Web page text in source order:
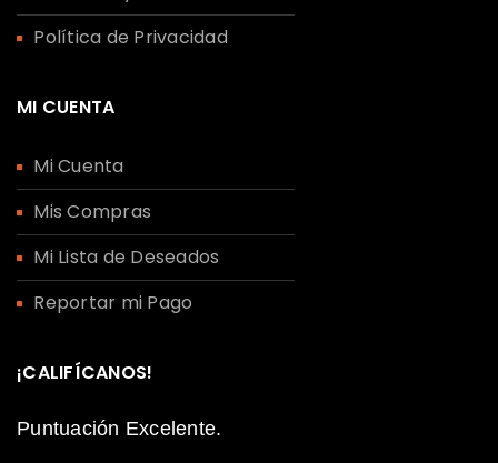
Política de Privacidad
MI CUENTA
Mi Cuenta
Mis Compras
Mi Lista de Deseados
Reportar mi Pago
¡CALIFÍCANOS!
Puntuación Excelente.